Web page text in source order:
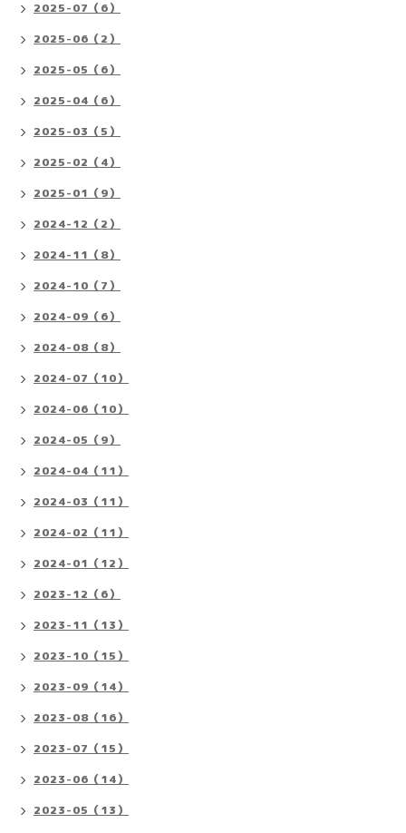
2025-07（6）
2025-06（2）
2025-05（6）
2025-04（6）
2025-03（5）
2025-02（4）
2025-01（9）
2024-12（2）
2024-11（8）
2024-10（7）
2024-09（6）
2024-08（8）
2024-07（10）
2024-06（10）
2024-05（9）
2024-04（11）
2024-03（11）
2024-02（11）
2024-01（12）
2023-12（6）
2023-11（13）
2023-10（15）
2023-09（14）
2023-08（16）
2023-07（15）
2023-06（14）
2023-05（13）